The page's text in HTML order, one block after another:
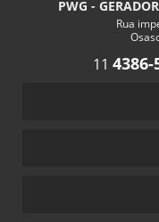
PWG -
Rua
11 4386-